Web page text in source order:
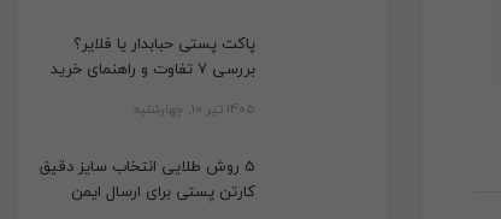
پاکت پستی حبابدار یا فلایر؟
بررسی 7 تفاوت و راهنمای خرید
1405 تیر 10, چهارشنبه
5 روش طلایی انتخاب سایز دقیق
کارتن پستی برای ارسال ایمن